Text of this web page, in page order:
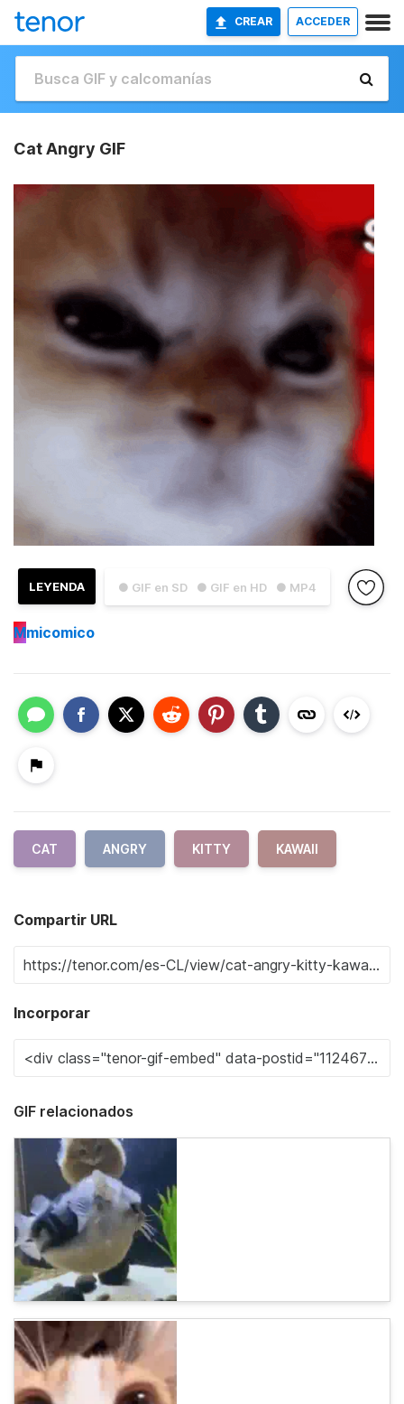
CREAR ACCEDER
Cat Angry GIF
● GIF en SD ● GIF en HD ● MP4
LEYENDA
Mmicomico
CAT ANGRY KITTY KAWAII
Compartir URL
Incorporar
GIF relacionados